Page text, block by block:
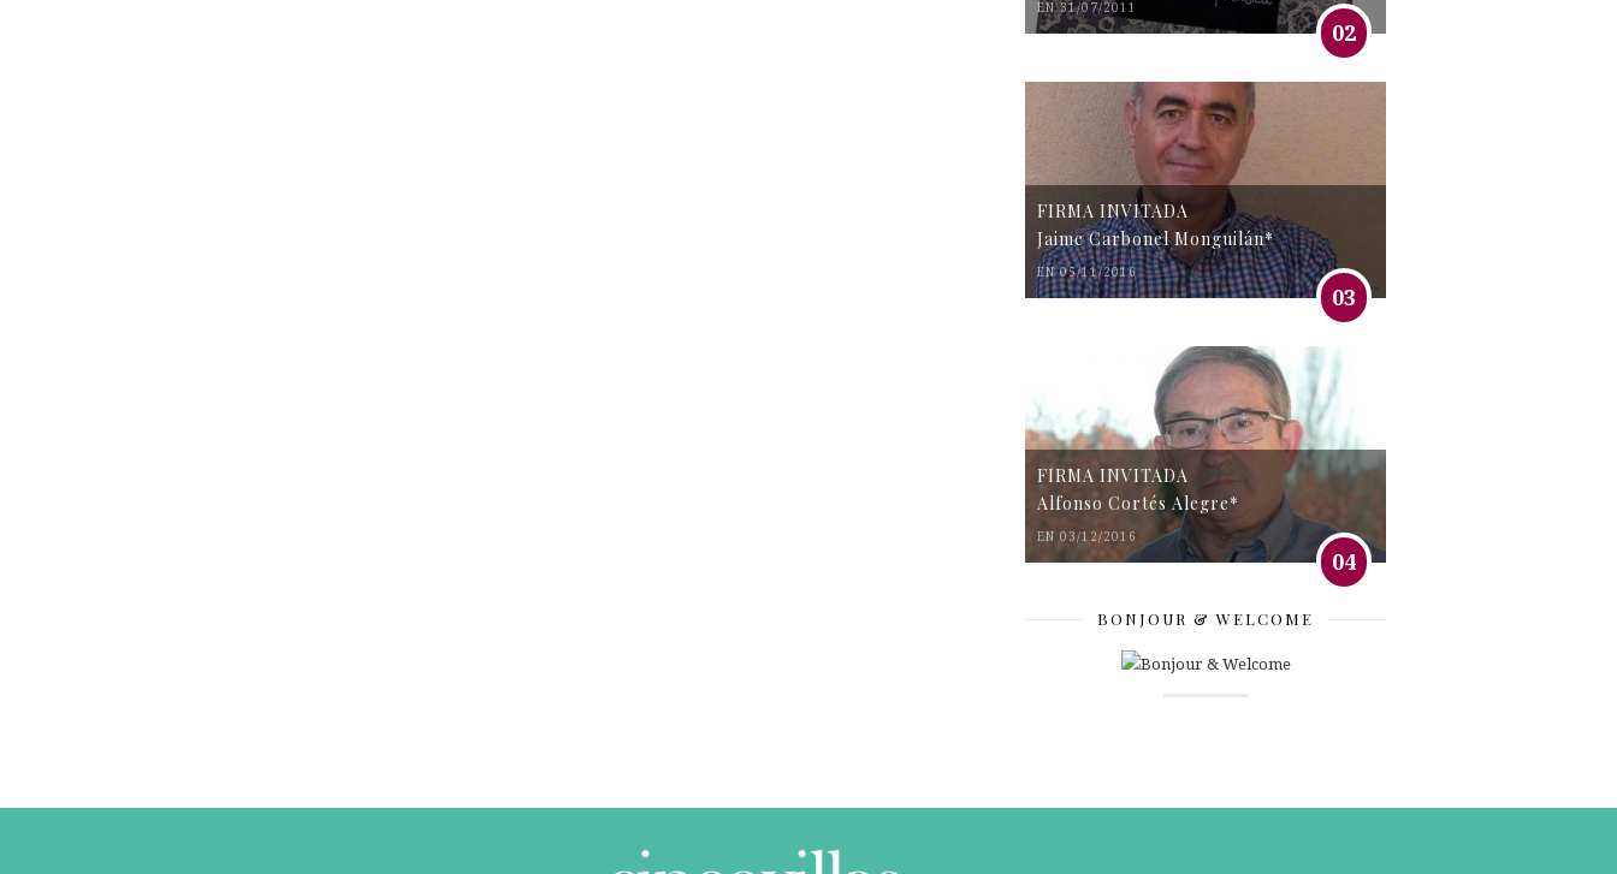
EN 31/07/2011
02
FIRMA INVITADA
Jaime Carbonel Monguilán*
EN 05/11/2016
03
FIRMA INVITADA
Alfonso Cortés Alegre*
EN 03/12/2016
04
BONJOUR & WELCOME